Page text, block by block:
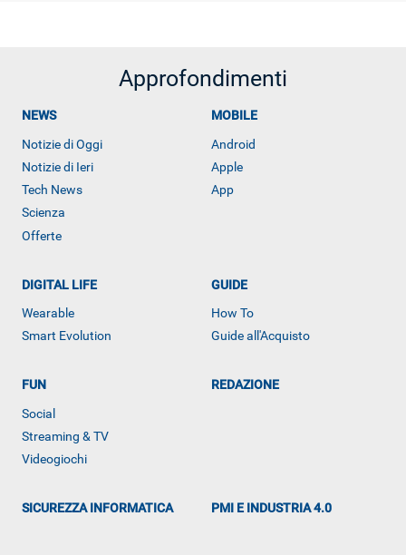
Approfondimenti
NEWS
Notizie di Oggi
Notizie di Ieri
Tech News
Scienza
Offerte
MOBILE
Android
Apple
App
DIGITAL LIFE
Wearable
Smart Evolution
GUIDE
How To
Guide all'Acquisto
FUN
Social
Streaming & TV
Videogiochi
REDAZIONE
SICUREZZA INFORMATICA PMI E INDUSTRIA 4.0